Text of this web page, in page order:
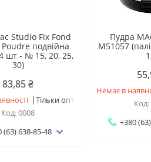
Studio Fix Fond
подвійна
шт - № 15, 20, 25,
30)
83,85 ₴
Тільки оптом
0008
(63) 638-85-48
Пудра
M51057
Немає в
+380